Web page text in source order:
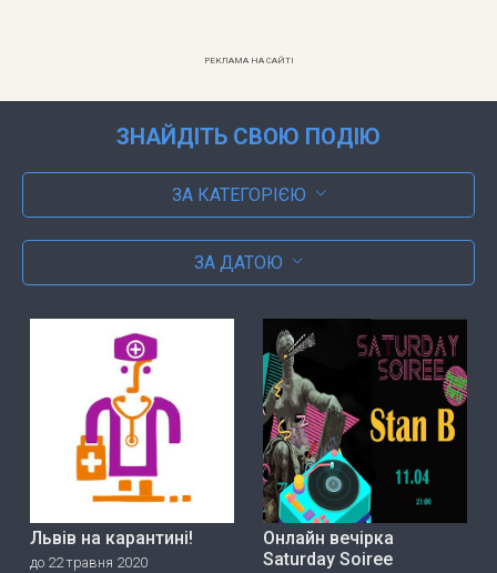
РЕКЛАМА НА САЙТІ
ЗНАЙДІТЬ СВОЮ ПОДІЮ
ЗА КАТЕГОРІЄЮ
ЗА ДАТОЮ
Львів на карантині!
до 22 травня 2020
Онлайн вечірка
Saturday Soiree